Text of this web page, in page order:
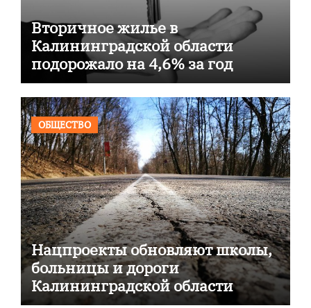
Вторичное жилье в
Калининградской области
подорожало на 4,6% за год
ОБЩЕСТВО
Нацпроекты обновляют школы,
больницы и дороги
Калининградской области